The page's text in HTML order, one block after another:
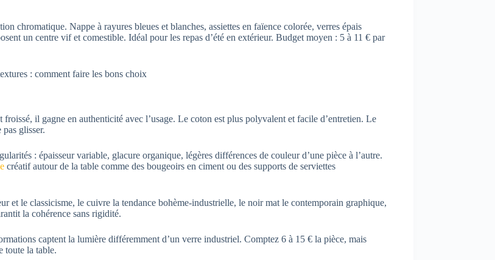
chromatique. Nappe à rayures bleues et blanches, assiettes en faïence colorée, verres épais
un centre vif et comestible. Idéal pour les repas d’été en extérieur. Budget moyen : 5 à 11 € par
il gagne en authenticité avec l’usage. Le coton est plus polyvalent et facile d’entretien. Le
glisser.
: épaisseur variable, glacure organique, légères différences de couleur d’une pièce à l’autre.
créatif autour de la table comme des bougeoirs en ciment ou des supports de serviettes
et le classicisme, le cuivre la tendance bohème-industrielle, le noir mat le contemporain graphique,
la cohérence sans rigidité.
captent la lumière différemment d’un verre industriel. Comptez 6 à 15 € la pièce, mais
toute la table.